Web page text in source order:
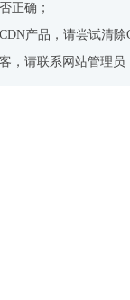
正确；
产品，请尝试清除
，请联系网站管理员